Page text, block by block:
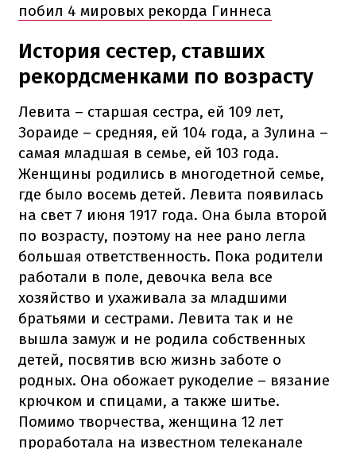
побил 4 мировых рекорда Гиннеса
История сестер, ставших
рекордсменками по возрасту
Левита – старшая сестра, ей 109 лет,
Зораиде – средняя, ей 104 года, а Зулина –
самая младшая в семье, ей 103 года.
Женщины родились в многодетной семье,
где было восемь детей. Левита появилась
на свет 7 июня 1917 года. Она была второй
по возрасту, поэтому на нее рано легла
большая ответственность. Пока родители
работали в поле, девочка вела все
хозяйство и ухаживала за младшими
братьями и сестрами. Левита так и не
вышла замуж и не родила собственных
детей, посвятив всю жизнь заботе о
родных. Она обожает рукоделие – вязание
крючком и спицами, а также шитье.
Помимо творчества, женщина 12 лет
проработала на известном телеканале